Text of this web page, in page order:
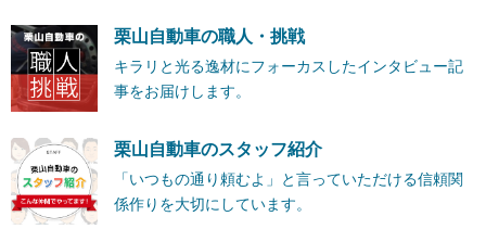
栗山自動車の職人・挑戦
キラリと光る逸材にフォーカスしたインタビュー記
事をお届けします。
栗山自動車のスタッフ紹介
「いつもの通り頼むよ」と言っていただける信頼関
係作りを大切にしています。